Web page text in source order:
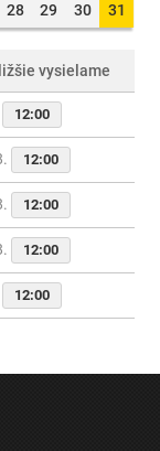
28 29 30 31
vysielame
12:00
12:00
12:00
12:00
12:00